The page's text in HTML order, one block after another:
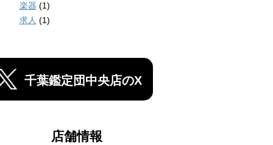
楽器 (1)
求人 (1)
千葉鑑定団中央店のX
店舗情報